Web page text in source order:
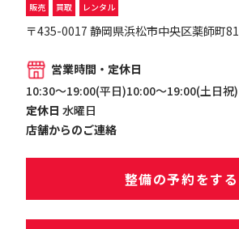
販売 買取 レンタル
〒435-0017 静岡県浜松市中央区薬師町81
営業時間・定休日
10:30～19:00(平日)10:00～19:00(土日祝)
定休日 水曜日
店舗からのご連絡
整備の予約をする